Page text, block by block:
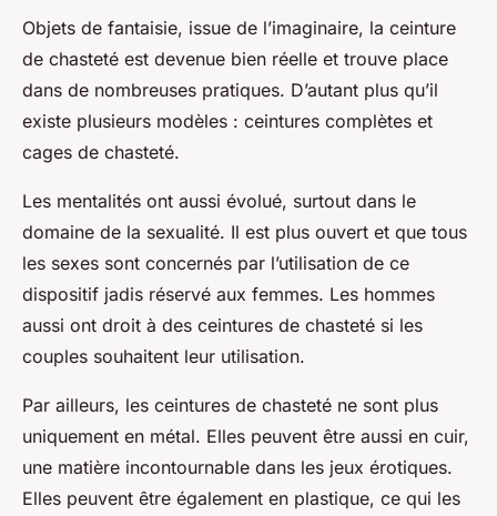
Objets de fantaisie, issue de l’imaginaire, la ceinture
de chasteté est devenue bien réelle et trouve place
dans de nombreuses pratiques. D’autant plus qu’il
existe plusieurs modèles : ceintures complètes et
cages de chasteté.
Les mentalités ont aussi évolué, surtout dans le
domaine de la sexualité. Il est plus ouvert et que tous
les sexes sont concernés par l’utilisation de ce
dispositif jadis réservé aux femmes. Les hommes
aussi ont droit à des ceintures de chasteté si les
couples souhaitent leur utilisation.
Par ailleurs, les ceintures de chasteté ne sont plus
uniquement en métal. Elles peuvent être aussi en cuir,
une matière incontournable dans les jeux érotiques.
Elles peuvent être également en plastique, ce qui les